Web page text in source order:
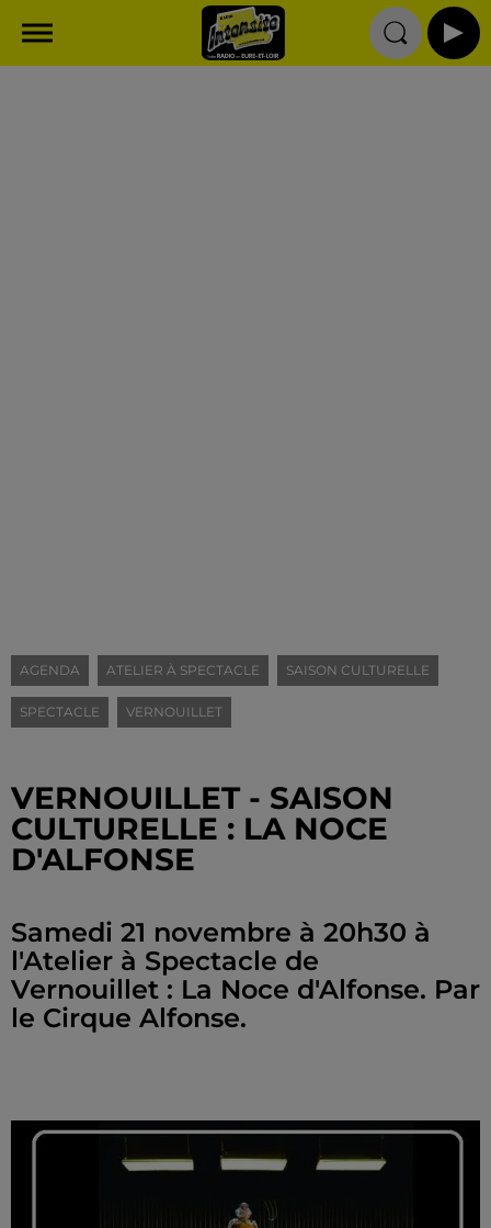
AGENDA ATELIER À SPECTACLE SAISON CULTURELLE
SPECTACLE VERNOUILLET
VERNOUILLET - SAISON
CULTURELLE : LA NOCE
D'ALFONSE
Samedi 21 novembre à 20h30 à
l'Atelier à Spectacle de
Vernouillet : La Noce d'Alfonse. Par
le Cirque Alfonse.